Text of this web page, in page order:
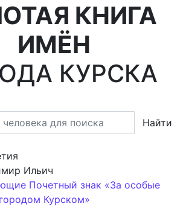
КНИГА
ИМЁН
КУРСКА
Найти
Ильич
Почетный знак «За особые
Курском»